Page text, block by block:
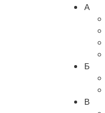
А
Б
В